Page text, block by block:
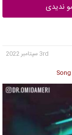
ندیدی
3rd سپتامبر 2022